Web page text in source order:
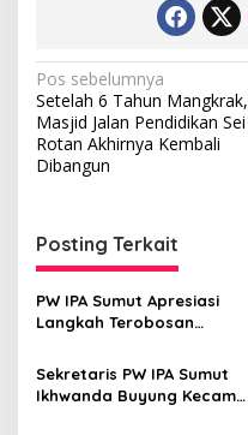
N
a
v
a
s
i
o
Pos sebelumnya
Setelah 6 Tahun Mangkrak,
Masjid Jalan Pendidikan Sei
Rotan Akhirnya Kembali
Dibangun
Posting Terkait
PW IPA Sumut Apresiasi
Langkah Terobosan
Bangun Nias dan Sipiongot
Sekretaris PW IPA Sumut
Ikhwanda Buyung Kecam